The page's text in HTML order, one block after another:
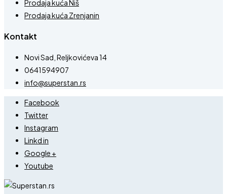
Prodaja kuća Niš
Prodaja kuća Zrenjanin
Kontakt
Novi Sad, Reljkovićeva 14
0641594907
info@superstan.rs
Facebook
Twitter
Instagram
Linkd in
Google +
Youtube